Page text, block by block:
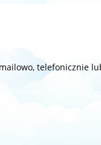
telefonicznie